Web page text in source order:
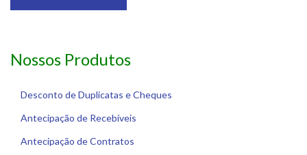
Nossos Produtos
Desconto de Duplicatas e Cheques
Antecipação de Recebíveis
Antecipação de Contratos